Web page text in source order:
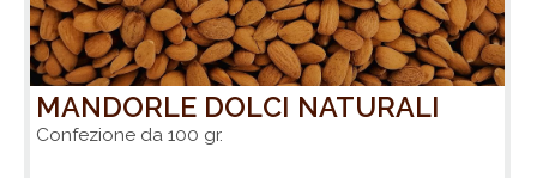
MANDORLE DOLCI NATURALI
Confezione da 100 gr.